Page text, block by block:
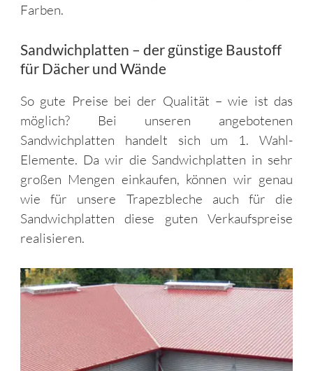
Farben.
Sandwichplatten – der günstige Baustoff
für Dächer und Wände
So gute Preise bei der Qualität – wie ist das
möglich? Bei unseren angebotenen
Sandwichplatten handelt sich um 1. Wahl-
Elemente. Da wir die Sandwichplatten in sehr
großen Mengen einkaufen, können wir genau
wie für unsere Trapezbleche auch für die
Sandwichplatten diese guten Verkaufspreise
realisieren.